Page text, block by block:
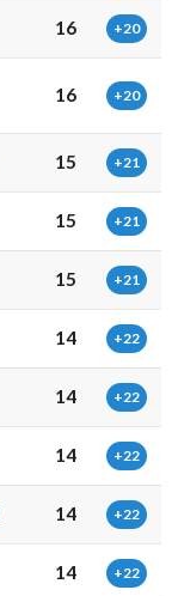
16 +20
16 +20
15 +21
15 +21
15 +21
14 +22
14 +22
14 +22
14 +22
14 +22